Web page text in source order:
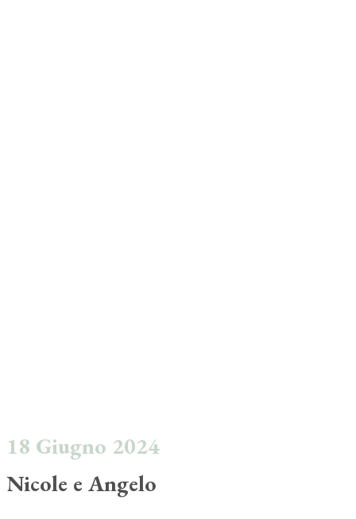
18 Giugno 2024
Nicole e Angelo